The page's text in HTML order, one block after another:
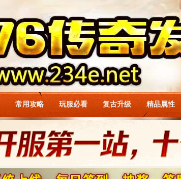
常用攻略 玩服必看 复古升级 精品属性